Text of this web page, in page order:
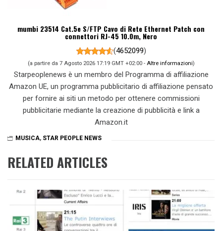
mumbi 23514 Cat.5e S/FTP Cavo di Rete Ethernet Patch con
connettori RJ-45 10.0m, Nero
(4652099)
(a partire da 7 Agosto 2026 17:19 GMT +02:00 - Altre informazioni)
Starpeoplenews è un membro del Programma di affiliazione
Amazon UE, un programma pubblicitario di affiliazione pensato
per fornire ai siti un metodo per ottenere commissioni
pubblicitarie mediante la creazione di pubblicità e link a
Amazon.it
MUSICA, STAR PEOPLE NEWS
RELATED ARTICLES